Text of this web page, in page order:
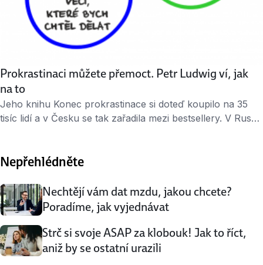
Prokrastinaci můžete přemoct. Petr Ludwig ví, jak
na to
Jeho knihu Konec prokrastinace si doteď koupilo na 35
tisíc lidí a v Česku se tak zařadila mezi bestsellery. V Rusku
bulharštiny a švédštiny. Petr Ludwig, bojovník za konec
osobního rozvoje, jede …
Nepřehlédněte
Nechtějí vám dat mzdu, jakou chcete?
Poradíme, jak vyjednávat
Strč si svoje ASAP za klobouk! Jak to říct,
aniž by se ostatní urazili